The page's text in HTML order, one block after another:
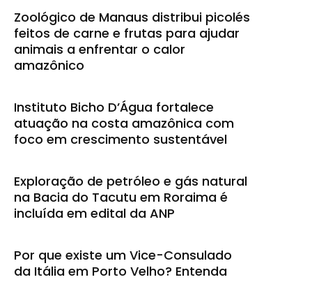
Zoológico de Manaus distribui picolés
feitos de carne e frutas para ajudar
animais a enfrentar o calor
amazônico
Instituto Bicho D’Água fortalece
atuação na costa amazônica com
foco em crescimento sustentável
Exploração de petróleo e gás natural
na Bacia do Tacutu em Roraima é
incluída em edital da ANP
Por que existe um Vice-Consulado
da Itália em Porto Velho? Entenda